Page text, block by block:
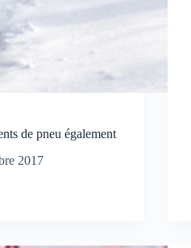
de pneu également
2017